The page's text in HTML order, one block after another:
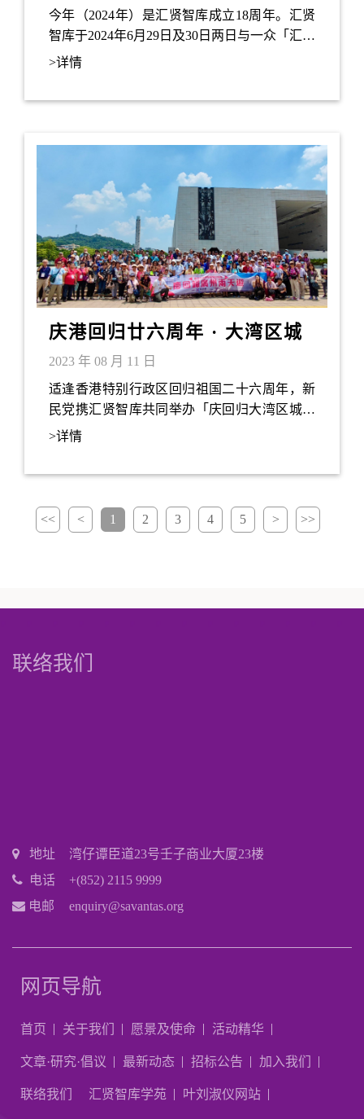
今年（2024年）是汇贤智库成立18周年。汇贤
智库于2024年6月29日及30日两日与一众「汇贤
之友」及亲友北上大湾区佛山、东莞两地参
>详情
庆港回归廿六周年 · 大湾区城
市两天游
2023 年 08 月 11 日
适逢香港特别行政区回归祖国二十六周年，新
民党携汇贤智库共同举办「庆回归大湾区城市
两天游」活动，于今年6月至8月，利用周末时
>详情
<< < 1 2 3 4 5 > >>
联络我们
地址
湾仔谭臣道23号壬子商业大厦23楼
电话
+(852) 2115 9999
电邮
enquiry@savantas.org
网页导航
首页 关于我们 愿景及使命 活动精华
文章·研究·倡议 最新动态 招标公告 加入我们
联络我们 汇贤智库学苑 叶刘淑仪网站